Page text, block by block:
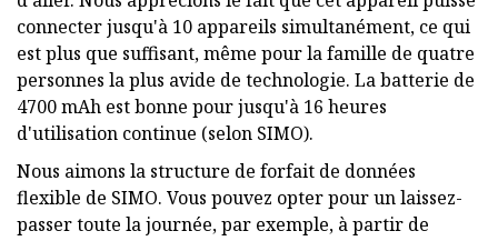
connecter jusqu'à 10 appareils simultanément, ce qui
est plus que suffisant, même pour la famille de quatre
personnes la plus avide de technologie. La batterie de
4700 mAh est bonne pour jusqu'à 16 heures
d'utilisation continue (selon SIMO).
Nous aimons la structure de forfait de données
flexible de SIMO. Vous pouvez opter pour un laissez-
passer toute la journée, par exemple, à partir de